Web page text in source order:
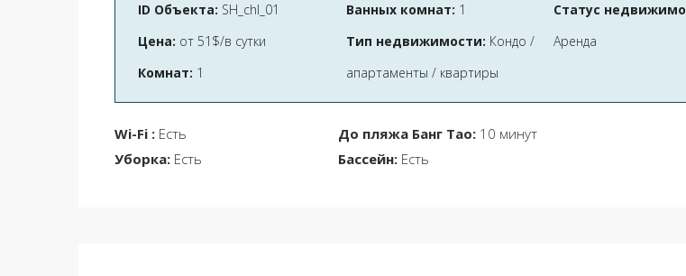
ID Объекта: SH_chl_01
Цена: от 51$/в сутки
Комнат: 1
Ванных комнат: 1
Тип недвижимости: Кондо /
апартаменты / квартиры
Статус
Аренда
Wi-Fi : Есть
Уборка: Есть
До пляжа Банг Тао: 10 минут
Бассейн: Есть